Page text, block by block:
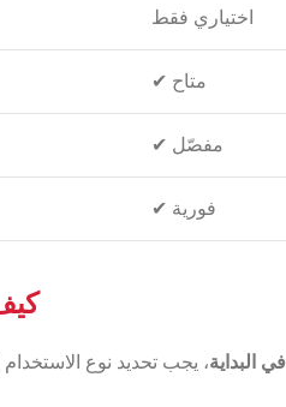
اختياري فقط
✔ متاح
✔ مفصّل
✔ فورية
في البداية، يجب تحديد نوع